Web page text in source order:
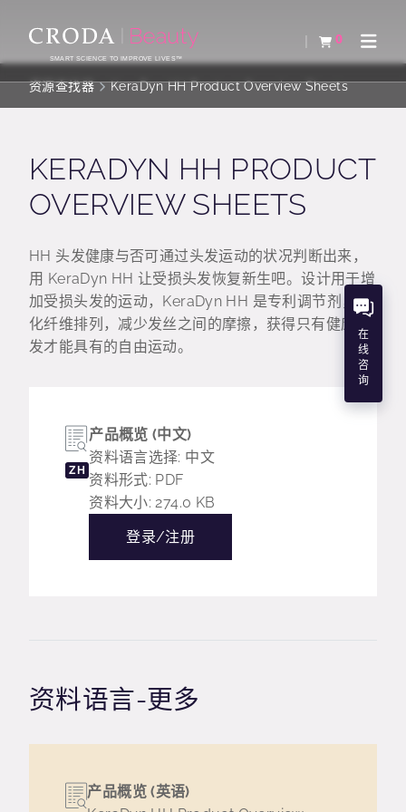
CONTENTSMART SCIENCE TO IMPROVE LIVES™
0
查看购物车Open
资源查找器 KeraDyn HH Product Overview Sheets
KERADYN HH PRODUCT
OVERVIEW SHEETS
HH 头发健康与否可通过头发运动的状况判断出来，
用 KeraDyn HH 让受损头发恢复新生吧。设计用于增
加受损头发的运动，KeraDyn HH 是专利调节剂，强
化纤维排列，减少发丝之间的摩擦，获得只有健康头
发才能具有的自由运动。
ZH
产品概览 (中文)
资料语言选择: 中文
资料形式: PDF
资料大小: 274.0 KB
登录/注册
资料语言-更多
产品概览 (英语)
在
线
咨
询